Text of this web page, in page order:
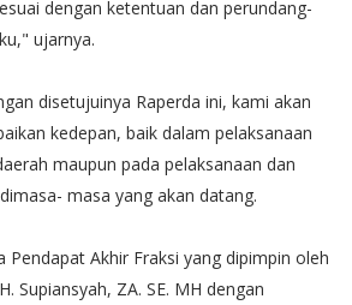
dengan ketentuan dan perundang-
ujarnya.
disetujuinya Raperda ini, kami akan
kedepan, baik dalam pelaksanaan
maupun pada pelaksanaan dan
masa yang akan datang.
Pendapat Akhir Fraksi yang dipimpin oleh
Supiansyah, ZA. SE. MH dengan